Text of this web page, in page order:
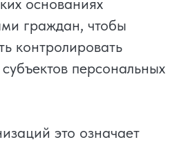
граждан, чтобы
контролировать
персональных
это означает